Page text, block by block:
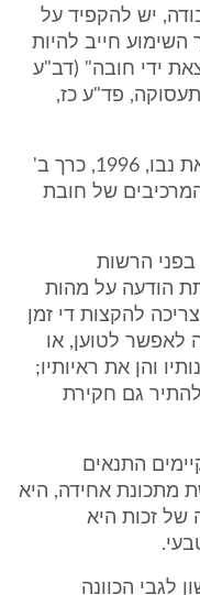
יש להקפיד על
השימוע חייב להיות
ידי חובה" (דב"ע
התעסוקה, פד"ע כז,
בספרו "הסמכות המינהלית", (הוצאת נבו, 1996, כרך ב'
המרכיבים של חובת
בפני הרשות
הודעה על מהות
להקצות די זמן
לאפשר לטוען, או
והן את ראיותיו;
גם חקירת
התנאים
מתכונת אחידה, היא
של זכות היא
לגבי הכוונה